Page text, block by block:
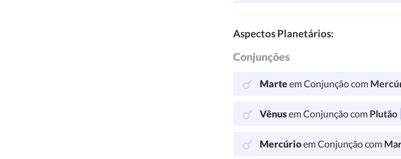
Aspectos Planetários:
Conjunções
Marteem Conjunção com
Vênusem Conjunção com Plutão
Mercúrioem Conjunção com